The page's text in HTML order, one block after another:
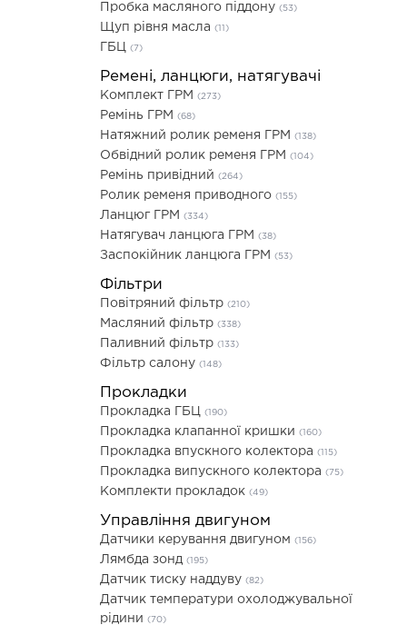
Пробка масляного піддону (53)
Щуп рівня масла (11)
ГБЦ (7)
Ремені, ланцюги, натягувачі
Комплект ГРМ (273)
Ремінь ГРМ (68)
Натяжний ролик ременя ГРМ (138)
Обвідний ролик ременя ГРМ (104)
Ремінь привідний (264)
Ролик ременя приводного (155)
Ланцюг ГРМ (334)
Натягувач ланцюга ГРМ (38)
Заспокійник ланцюга ГРМ (53)
Фільтри
Повітряний фільтр (210)
Масляний фільтр (338)
Паливний фільтр (133)
Фільтр салону (148)
Прокладки
Прокладка ГБЦ (190)
Прокладка клапанної кришки (160)
Прокладка впускного колектора (115)
Прокладка випускного колектора (75)
Комплекти прокладок (49)
Управління двигуном
Датчики керування двигуном (156)
Лямбда зонд (195)
Датчик тиску наддуву (82)
Датчик температури охолоджувальної
рідини (70)